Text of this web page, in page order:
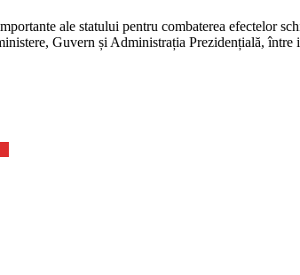
ale statului pentru combaterea efectelor
Guvern și Administrația Prezidențială,